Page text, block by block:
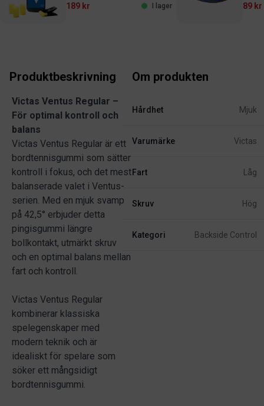
189 kr I lager 89 kr
Produktbeskrivning
Victas Ventus Regular –
För optimal kontroll och
balans
Victas Ventus Regular är ett
bordtennisgummi som sätter
kontroll i fokus, och det mest
balanserade valet i Ventus-
serien. Med en mjuk svamp
på 42,5° erbjuder detta
pingisgummi längre
bollkontakt, utmärkt skruv
och en optimal balans mellan
fart och kontroll.
Victas Ventus Regular
kombinerar klassiska
spelegenskaper med
modern teknik och är
idealiskt för spelare som
söker ett mångsidigt
bordtennisgummi.
Om produkten
Hårdhet Mjuk
Varumärke Victas
Fart Låg
Skruv Hög
Kategori Backside Control